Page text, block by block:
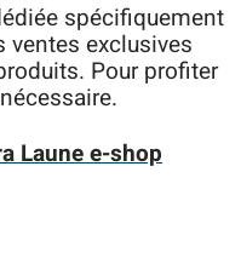
spécifiquement
ventes exclusives
Pour profiter
Laune e-shop